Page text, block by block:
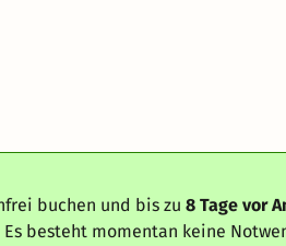
buchen und bis zu8 Tage vor
besteht momentan keine